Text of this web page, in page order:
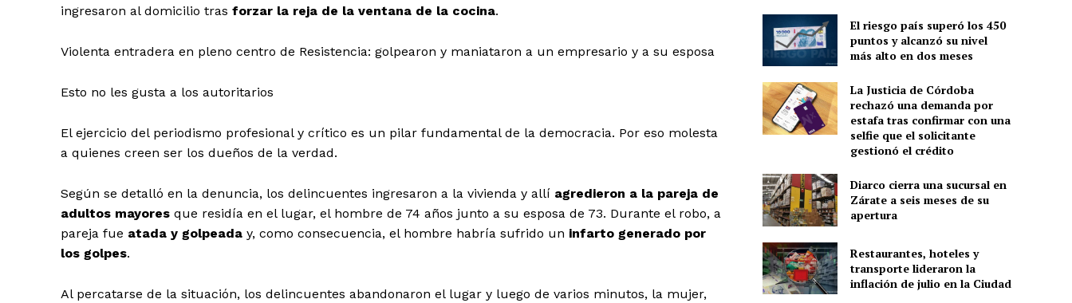
ingresaron al domicilio tras forzar la reja de la ventana de la cocina.
Violenta entradera en pleno centro de Resistencia: golpearon y maniataron a un empresario y a su esposa
Esto no les gusta a los autoritarios
El ejercicio del periodismo profesional y crítico es un pilar fundamental de la democracia. Por eso molesta
a quienes creen ser los dueños de la verdad.
Según se detalló en la denuncia, los delincuentes ingresaron a la vivienda y allí agredieron a la pareja de
adultos mayores que residía en el lugar, el hombre de 74 años junto a su esposa de 73. Durante el robo, a
pareja fue atada y golpeada y, como consecuencia, el hombre habría sufrido un infarto generado por
los golpes.
Al percatarse de la situación, los delincuentes abandonaron el lugar y luego de varios minutos, la mujer,
El riesgo país superó los 450
puntos y alcanzó su nivel
más alto en dos meses
La Justicia de Córdoba
rechazó una demanda por
estafa tras confirmar con una
selfie que el solicitante
gestionó el crédito
Diarco cierra una sucursal en
Zárate a seis meses de su
apertura
Restaurantes, hoteles y
transporte lideraron la
inflación de julio en la Ciudad